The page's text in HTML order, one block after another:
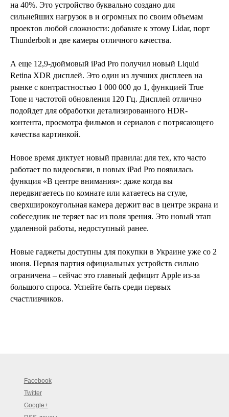
на 40%. Это устройство буквально создано для
сильнейших нагрузок в и огромных по своим объемам
проектов любой сложности: добавьте к этому Lidar, порт
Thunderbolt и две камеры отличного качества.
А еще 12,9-дюймовый iPad Pro получил новый Liquid
Retina XDR дисплей. Это один из лучших дисплеев на
рынке с контрастностью 1 000 000 до 1, функцией True
Tone и частотой обновления 120 Гц. Дисплей отлично
подойдет для обработки детализированного HDR-
контента, просмотра фильмов и сериалов с потрясающего
качества картинкой.
Новое время диктует новый правила: для тех, кто часто
работает по видеосвязи, в новых iPad Pro появилась
функция «В центре внимания»: даже когда вы
передвигаетесь по комнате или катаетесь на стуле,
сверхширокоугольная камера держит вас в центре экрана и
собеседник не теряет вас из поля зрения. Это новый этап
удаленной работы, недоступный ранее.
Новые гаджеты доступны для покупки в Украине уже со 2
июня. Первая партия официальных устройств сильно
ограничена – сейчас это главный дефицит Apple из-за
большого спроса. Успейте быть среди первых
счастливчиков.
Facebook
Twitter
Google+